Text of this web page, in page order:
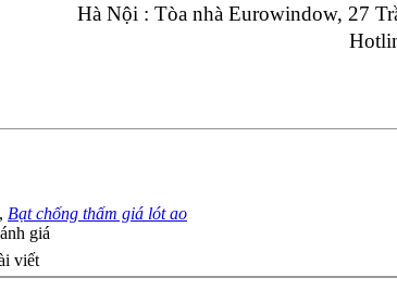
Hà Nội : Tòa nhà Eurowindow, 27
, Bạt chống thấm giá lót ao
giá
viết